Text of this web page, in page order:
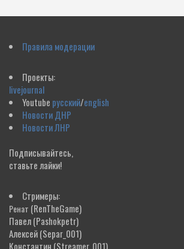
Правила модерации
Проекты:
livejournal
Youtube русский/english
Новости ДНР
Новости ЛНР
Подписывайтесь,
ставьте лайки!
Стримеры:
Ренат (RenTheGame)
Павел(Pashokpetr)
Алексей(Separ_001)
Константин (Streamer_001)